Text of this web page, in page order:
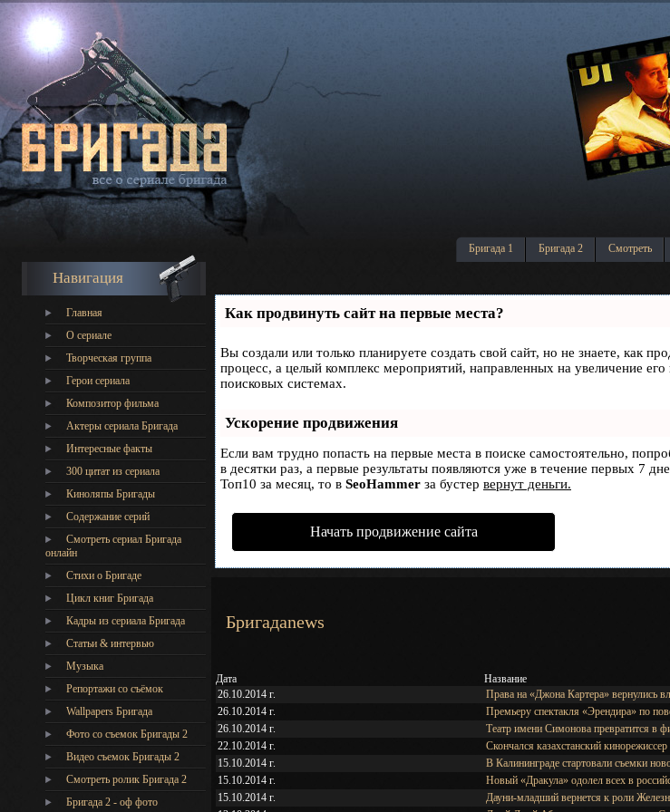
Бригада 1 Бригада 2 Смотреть
Навигация
Главная
О сериале
Творческая группа
Герои сериала
Композитор фильма
Актеры сериала Бригада
Интересные факты
300 цитат из сериала
Киноляпы Бригады
Содержание серий
Смотреть сериал Бригада
онлайн
Стихи о Бригаде
Цикл книг Бригада
Кадры из сериала Бригада
Статьи & интервью
Музыка
Репортажи со съёмок
Wallpapers Бригада
Фото со съемок Бригады 2
Видео съемок Бригады 2
Cмотреть ролик Бригада 2
Бригада 2 - оф фото
Как продвинуть сайт на первые места?
Вы создали или только планируете создать свой сайт, но не знаете, как
процесс, а целый комплекс мероприятий, направленных на увеличение
поисковых системах.
Ускорение продвижения
Если вам трудно попасть на первые места в поиске самостоятельно,
в десятки раз, а первые результаты появляются уже в течение первых 7
Топ10 за месяц, то в SeoHammer за бустер вернут деньги.
Начать продвижение сайта
Бригадаnews
Дата
Название
26.10.2014 г.
Права на «Джона Картера» вернулись
26.10.2014 г.
Премьеру спектакля «Эрендира» по
26.10.2014 г.
Театр имени Симонова превратится в
22.10.2014 г.
Скончался казахстанский
15.10.2014 г.
В Калининграде стартовали съемки
15.10.2014 г.
Новый «Дракула» одолел всех в
15.10.2014 г.
Дауни-младший вернется к роли